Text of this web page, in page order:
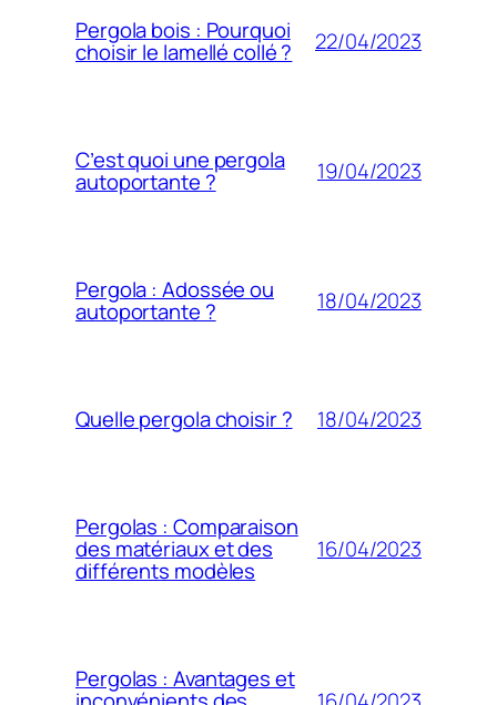
Pergola bois : Pourquoi
choisir le lamellé collé ? 22/04/2023
C’est quoi une pergola
autoportante ? 19/04/2023
Pergola : Adossée ou
autoportante ? 18/04/2023
Quelle pergola choisir ? 18/04/2023
Pergolas : Comparaison
des matériaux et des
différents modèles
16/04/2023
Pergolas : Avantages et